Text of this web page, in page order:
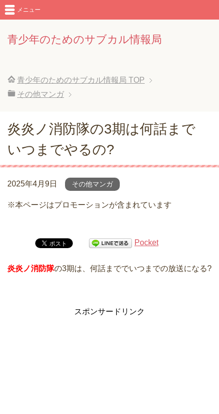
青少年のためのサブカル情報局
メニュー
青少年のためのサブカル情報局 TOP
その他マンガ
炎炎ノ消防隊の3期は何話まで
いつまでやるの?
2025年4月9日 その他マンガ
※本ページはプロモーションが含まれています
Pocket
炎炎ノ消防隊の3期は、何話まででいつまでの放送になる?
スポンサードリンク